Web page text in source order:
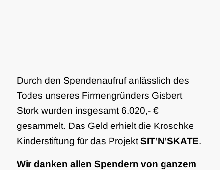
Durch den Spendenaufruf anlässlich des
Todes unseres Firmengründers Gisbert
Stork wurden insgesamt 6.020,- €
gesammelt. Das Geld erhielt die Kroschke
Kinderstiftung für das Projekt SIT’N’SKATE.
Wir danken allen Spendern von ganzem